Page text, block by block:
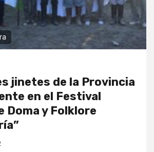
jinetes de la Provincia
en el Festival
Doma y Folklore